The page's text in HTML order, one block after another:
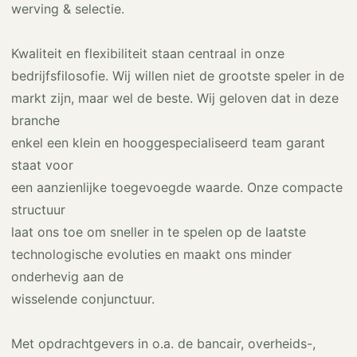
werving & selectie.
Kwaliteit en flexibiliteit staan centraal in onze
bedrijfsfilosofie. Wij willen niet de grootste speler in de
markt zijn, maar wel de beste. Wij geloven dat in deze
branche
enkel een klein en hooggespecialiseerd team garant
staat voor
een aanzienlijke toegevoegde waarde. Onze compacte
structuur
laat ons toe om sneller in te spelen op de laatste
technologische evoluties en maakt ons minder
onderhevig aan de
wisselende conjunctuur.
Met opdrachtgevers in o.a. de bancair, overheids-,